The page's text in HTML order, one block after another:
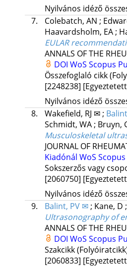
Nyilvános idéző
7.
Colebatch, AN ;
Haavardsholm, EA;
EULAR
ANNALS OF THE
DOI WoS Scopus
Összefoglaló cikk
[2248238]
Nyilvános idéző
8.
Wakefield, RJ ✉;
Schmidt, WA; Bruyn,
Musculoskeletal
JOURNAL OF
Kiadónál WoS Scopus
Sokszerzős vagy
[2060750]
Nyilvános idéző
9.
Balint, PV ✉; Kane, D ;
Ultrasonography of
ANNALS OF THE
DOI WoS Scopus
Szakcikk
[2060833]